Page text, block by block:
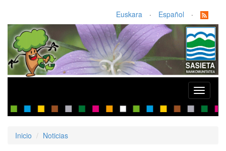
Euskara · Español ·
Toggle
Inicio Noticias